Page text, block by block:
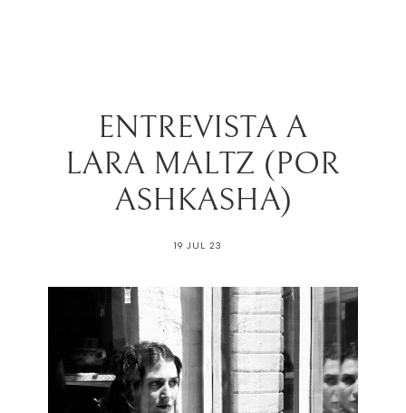
ENTREVISTA A
LARA MALTZ (POR
ASHKASHA)
19 JUL 23